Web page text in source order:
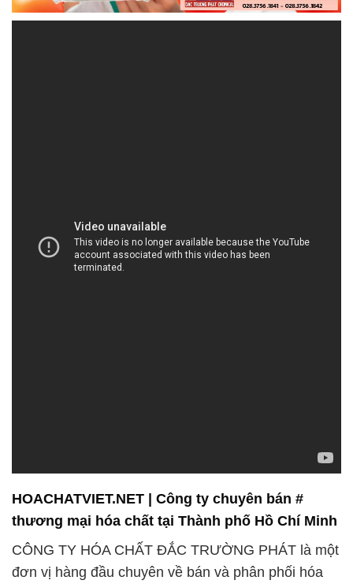
HOACHATVIET.NET | Công ty chuyên bán #
thương mại hóa chất tại Thành phố Hồ Chí Minh
CÔNG TY HÓA CHẤT ĐẮC TRƯỜNG PHÁT là một
đơn vị hàng đầu chuyên về bán và phân phối hóa